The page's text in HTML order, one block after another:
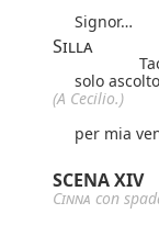
Signor…
Silla
solo
(A Cecilio.)
per mia
SCENA XIV
Cinna con